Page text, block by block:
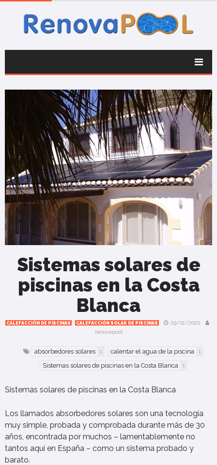
Sistemas solares de
piscinas en la Costa
Blanca
CALEFACCIÓN DE PISCINAS CALEFACCIÓN SOLAR DE PISCINAS
29/01/2020
renovapool
absorbedores solares 1 calentar el agua de la piscina 1
Sistemas solares de piscinas en la Costa Blanca 1
Sistemas solares de piscinas en la Costa Blanca
Los llamados absorbedores solares son una tecnología
muy simple, probada y comprobada durante más de 30
años, encontrada por muchos – lamentablemente no
tantos aquí en España – como un sistema probado y
barato.